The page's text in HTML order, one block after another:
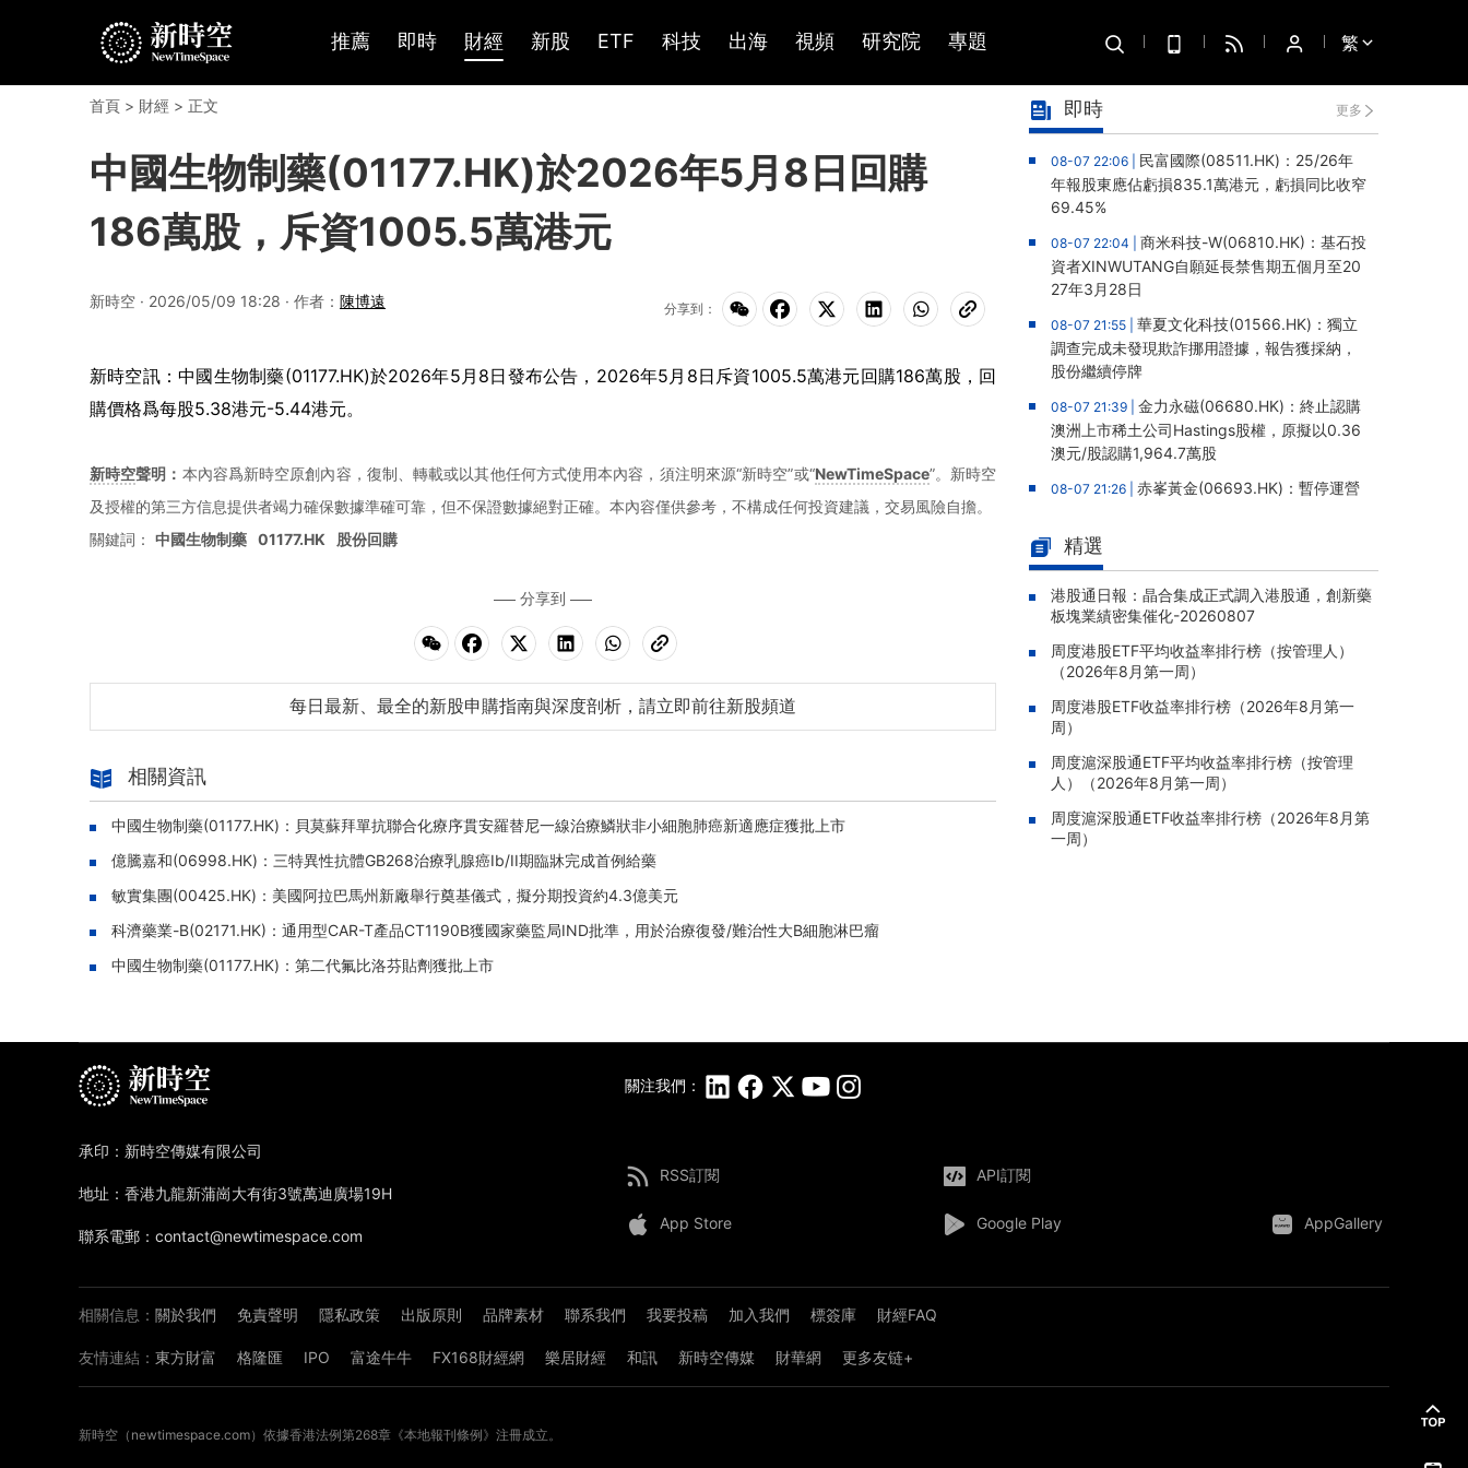
推薦 即時 財經 新股 ETF 科技 出海 視頻 研究院 專題 繁
首頁 > 財經 > 正文
中國生物制藥(01177.HK)於2026年5月8日回購
186萬股，斥資1005.5萬港元
新時空 · 2026/05/09 18:28 · 作者： 陳博遠 分享到：
新時空訊：中國生物制藥(01177.HK)於2026年5月8日發布公告，2026年5月8日斥資1005.5萬港元回購186萬股，回
購價格爲每股5.38港元-5.44港元。
新時空聲明： 本內容爲新時空原創內容，復制、轉載或以其他任何方式使用本內容，須注明來源“新時空”或“NewTimeSpace”。新時空
及授權的第三方信息提供者竭力確保數據準確可靠，但不保證數據絕對正確。本內容僅供參考，不構成任何投資建議，交易風險自擔。
關鍵詞： 中國生物制藥 01177.HK 股份回購
分享到
每日最新、最全的新股申購指南與深度剖析，請立即前往新股頻道
相關資訊
中國生物制藥(01177.HK)：貝莫蘇拜單抗聯合化療序貫安羅替尼一線治療鱗狀非小細胞肺癌新適應症獲批上市
億騰嘉和(06998.HK)：三特異性抗體GB268治療乳腺癌Ib/II期臨牀完成首例給藥
敏實集團(00425.HK)：美國阿拉巴馬州新廠舉行奠基儀式，擬分期投資約4.3億美元
科濟藥業-B(02171.HK)：通用型CAR-T產品CT1190B獲國家藥監局IND批準，用於治療復發/難治性大B細胞淋巴瘤
中國生物制藥(01177.HK)：第二代氟比洛芬貼劑獲批上市
即時 更多
08-07 22:06 | 民富國際(08511.HK)：25/26年
年報股東應佔虧損835.1萬港元，虧損同比收窄
69.45%
08-07 22:04 | 商米科技-W(06810.HK)：基石投
資者XINWUTANG自願延長禁售期五個月至20
27年3月28日
08-07 21:55 | 華夏文化科技(01566.HK)：獨立
調查完成未發現欺詐挪用證據，報告獲採納，
股份繼續停牌
08-07 21:39 | 金力永磁(06680.HK)：終止認購
澳洲上市稀土公司Hastings股權，原擬以0.36
澳元/股認購1,964.7萬股
08-07 21:26 | 赤峯黃金(06693.HK)：暫停運營
人民幣5,406萬元
08-07 20:07 |靈寶黃金(03330.HK)：新疆哈巴
河勘查取得重大進展，保有金金屬量由13.20噸
躍升至53.94噸
08-07 20:04 |迅策(03317.HK)：與天合算力訂
立戰略合作備忘，共探能源垂類大模型與Toke
n工廠商業化
08-07 20:02 |
中國泛半導體IMSS市場排名第三
08-07 19:47 | 浙能邁領綠航二次遞表港交所，爲
全球領先的綠色航運設備和系統提供商
08-07 19:09 |
精選
港股通日報：晶合集成正式調入港股通，創新藥
板塊業績密集催化-20260807
周度港股ETF平均收益率排行榜（按管理人）
（2026年8月第一周）
周度港股ETF收益率排行榜（2026年8月第一
周）
周度滬深股通ETF平均收益率排行榜（按管理
人）（2026年8月第一周）
周度滬深股通ETF收益率排行榜（2026年8月第
一周）
關注我們：
RSS訂閱 API訂閱
App Store Google Play AppGallery
相關信息： 關於我們 免責聲明 隱私政策 出版原則 品牌素材 聯系我們 我要投稿 加入我們 標簽庫 財經FAQ
友情連結： 東方財富 格隆匯 IPO 富途牛牛 FX168財經網 樂居財經 和訊 新時空傳媒 財華網 更多友链+
承印：新時空傳媒有限公司
地址：香港九龍新蒲崗大有街3號萬迪廣場19H
聯系電郵：contact@newtimespace.com
新時空（ newtimespace.com）依據香港法例第268章《本地報刊條例》注冊成立。